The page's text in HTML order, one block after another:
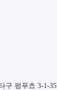
구 펑푸쵸 3-1-35